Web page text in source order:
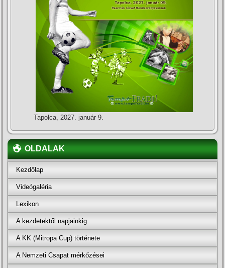
Tapolca, 2027. január 9.
OLDALAK
Kezdőlap
Videógaléria
Lexikon
A kezdetektől napjainkig
A KK (Mitropa Cup) története
A Nemzeti Csapat mérkőzései